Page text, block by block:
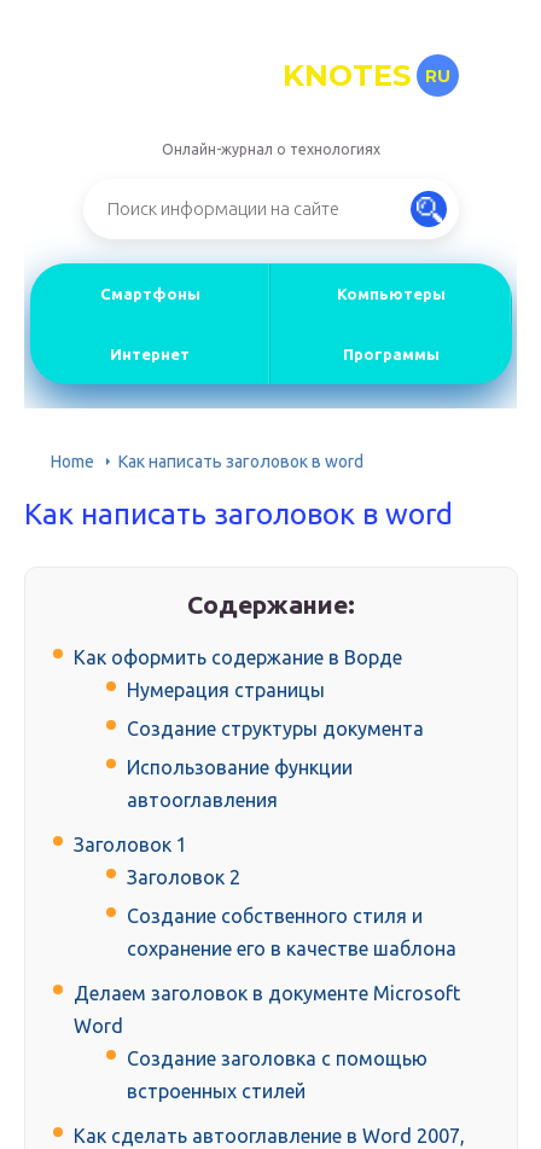
KNOTES RU
Онлайн-журнал о технологиях
Смартфоны Компьютеры
Интернет Программы
Home Как написать заголовок в word
Как написать заголовок в word
Содержание:
Как оформить содержание в Ворде
Нумерация страницы
Создание структуры документа
Использование функции
автооглавления
Заголовок 1
Заголовок 2
Создание собственного стиля и
сохранение его в качестве шаблона
Делаем заголовок в документе Microsoft
Word
Создание заголовка с помощью
встроенных стилей
Как сделать автооглавление в Word 2007,